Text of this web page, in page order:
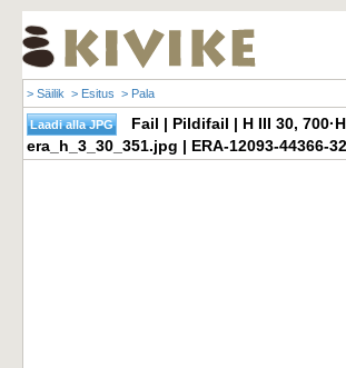
> Säilik > Esitus > Pala
Fail | Pildifail | H III 30,
era_h_3_30_351.jpg | ERA-12093-44366-